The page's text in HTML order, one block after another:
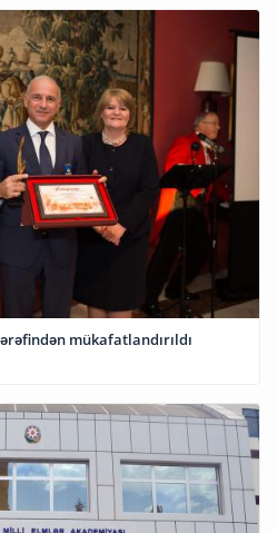
mükafatlandırıldı